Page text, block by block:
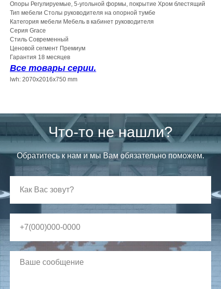
Опоры Регулируемые, 5-угольной формы, покрытие Хром блестящий
Тип мебели Столы руководителя на опорной тумбе
Категория мебели Мебель в кабинет руководителя
Серия Grace
Стиль Современный
Ценовой сегмент Премиум
Гарантия 18 месяцев
Все товары серии.
lwh: 2070x2016x750 mm
Что-то не нашли?
Обратитесь к нам и мы Вам обязательно поможем.